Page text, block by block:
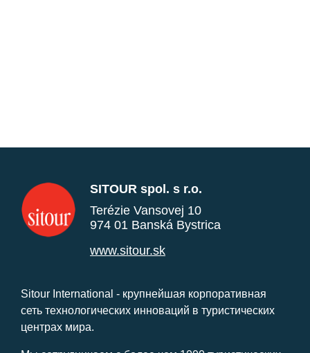
SITOUR spol. s r.o.
Terézie Vansovej 10
974 01 Banská Bystrica
www.sitour.sk
Sitour International - крупнейшая корпоративная
сеть технологических инноваций в туристических
центрах мира.